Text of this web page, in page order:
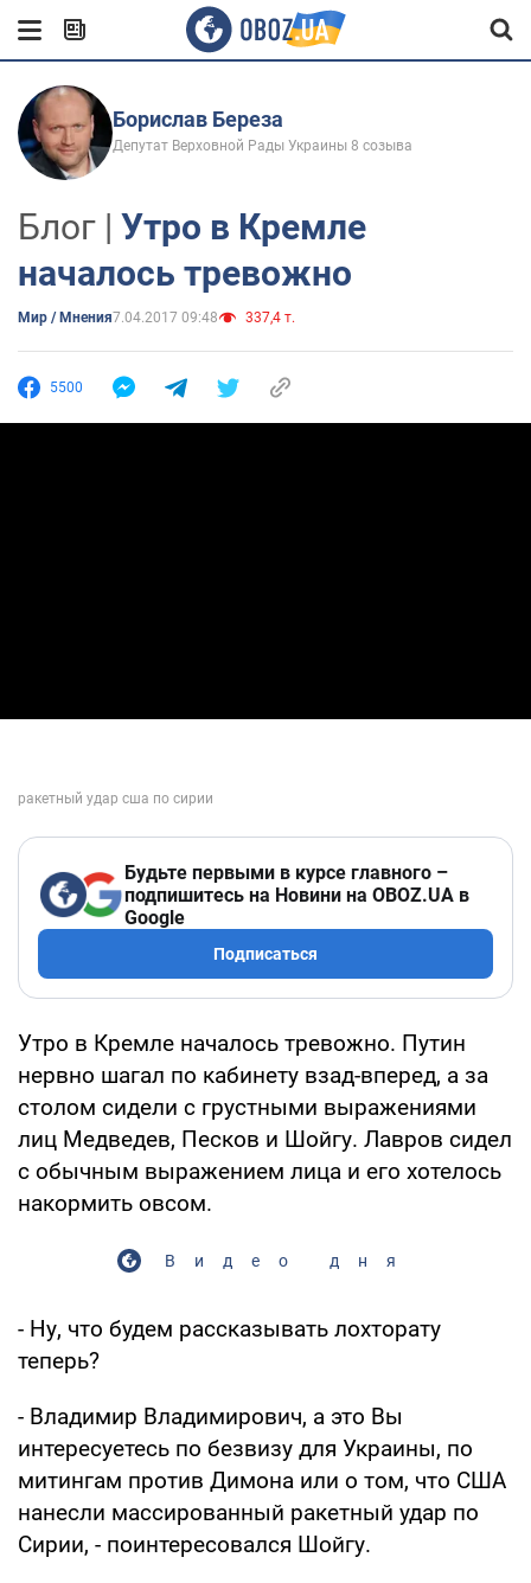
Борислав Береза
Депутат Верховной Рады Украины 8 созыва
Блог | Утро в Кремле
началось тревожно
Мир / Мнения7.04.2017 09:48 337,4 т.
5500
Будьте первыми в курсе главного –
подпишитесь на Новини на OBOZ.UA в
Google
Подписаться
Утро в Кремле началось тревожно. Путин
нервно шагал по кабинету взад-вперед, а за
столом сидели с грустными выражениями
лиц Медведев, Песков и Шойгу. Лавров сидел
с обычным выражением лица и его хотелось
накормить овсом.
Видео дня
- Ну, что будем рассказывать лохторату
теперь?
- Владимир Владимирович, а это Вы
интересуетесь по безвизу для Украины, по
митингам против Димона или о том, что США
нанесли массированный ракетный удар по
Сирии, - поинтересовался Шойгу.